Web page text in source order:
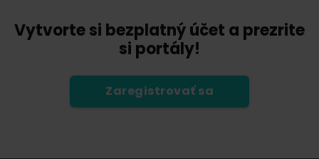
Vytvorte si bezplatný účet a prezrite
si portály!
Zaregistrovať sa